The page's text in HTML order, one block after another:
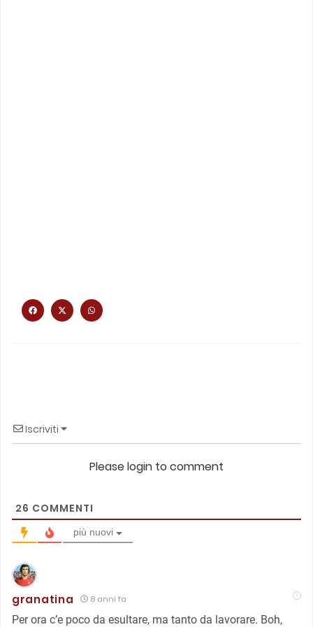
Iscriviti
Please login to comment
26 COMMENTI
più nuovi
granatina 8 anni fa
Per ora c’e poco da esultare, ma tanto da lavorare. Boh,